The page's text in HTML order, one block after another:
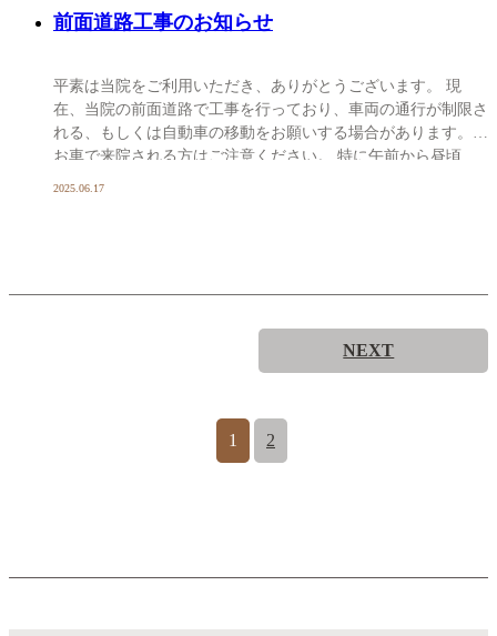
前面道路工事のお知らせ
平素は当院をご利用いただき、ありがとうございます。 現
在、当院の前面道路で工事を行っており、車両の通行が制限さ
れる、もしくは自動車の移動をお願いする場合があります。
お車で来院される方はご注意ください。 特に午前から昼頃
2025.06.17
1 2
NEXT